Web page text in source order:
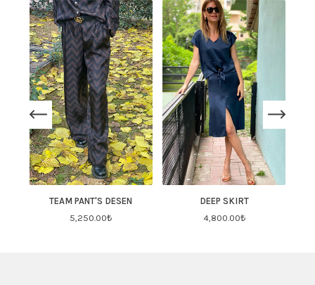
TEAM PANT'S DESEN
5,250.00₺
DEEP SKIRT
4,800.00₺